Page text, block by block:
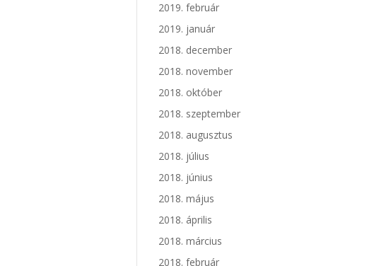
2019. február
2019. január
2018. december
2018. november
2018. október
2018. szeptember
2018. augusztus
2018. július
2018. június
2018. május
2018. április
2018. március
2018. február